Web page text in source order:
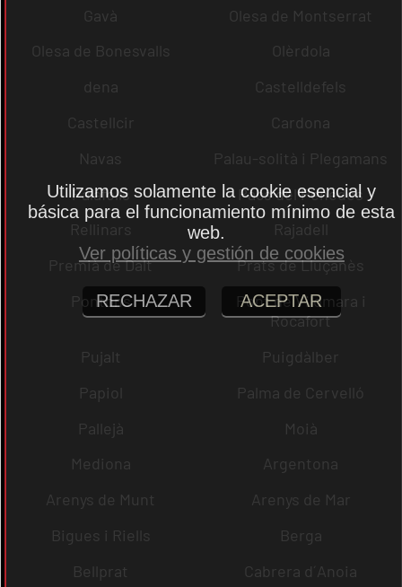
Gavà
Olesa de Montserrat
Olesa de Bonesvalls
Olèrdola
dena
Castelldefels
Castellcir
Cardona
Navas
Palau-solità i Plegamans
Palafolls
Pacs del Penedès
Rellinars
Rajadell
Premià de Dalt
Prats de Lluçanès
Pontons
Pont de Vilomara i
Rocafort
Pujalt
Puigdàlber
Papiol
Palma de Cervelló
Pallejà
Moià
Mediona
Argentona
Arenys de Munt
Arenys de Mar
Bigues i Riells
Berga
Bellprat
Cabrera d´Anoia
Utilizamos solamente la cookie esencial y
básica para el funcionamiento mínimo de esta
web.
Ver políticas y gestión de cookies
RECHAZAR ACEPTAR